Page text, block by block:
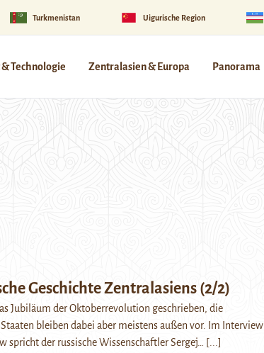
Turkmenistan Uigurische Region
Technologie Zentralasien & Europa Panorama
Geschichte Zentralasiens (2/2)
Jubiläum der Oktoberrevolution geschrieben, die
bleiben dabei aber meistens außen vor. Im Interview
spricht der russische Wissenschaftler Sergej…
[...]